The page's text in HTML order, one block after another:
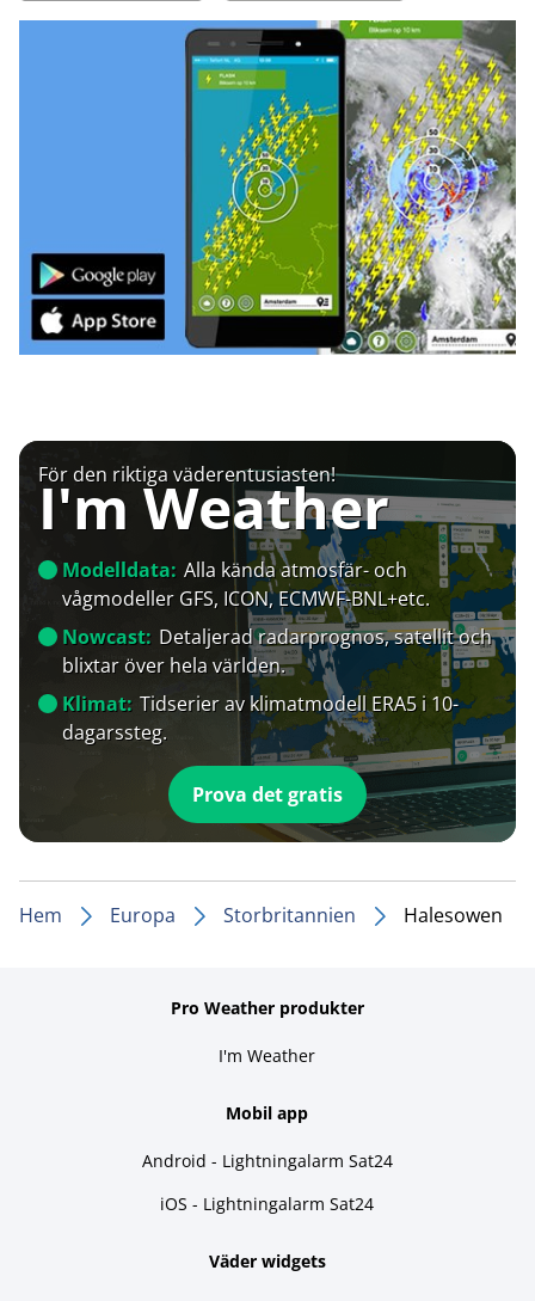
För den riktiga väderentusiasten!
I'm Weather
Modelldata: Alla kända atmosfär- och
vågmodeller GFS, ICON, ECMWF-BNL+etc.
Nowcast: Detaljerad radarprognos, satellit och
blixtar över hela världen.
Klimat: Tidserier av klimatmodell ERA5 i 10-
dagarssteg.
Prova det gratis
Hem Europa Storbritannien Halesowen
Pro Weather produkter
I'm Weather
Mobil app
Android - Lightningalarm Sat24
iOS - Lightningalarm Sat24
Väder widgets